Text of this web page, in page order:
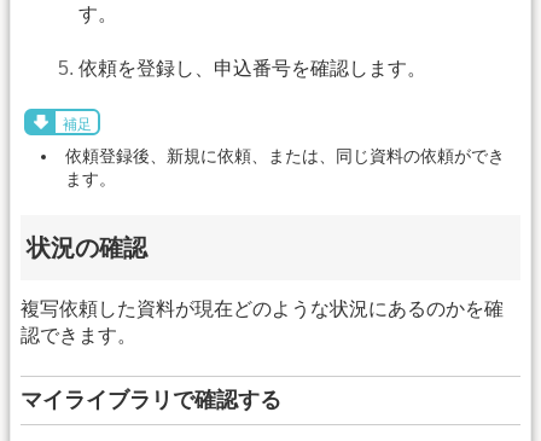
す。
依頼を登録し、申込番号を確認します。
補足
依頼登録後、新規に依頼、または、同じ資料の依頼ができ
ます。
状況の確認
複写依頼した資料が現在どのような状況にあるのかを確
認できます。
マイライブラリで確認する